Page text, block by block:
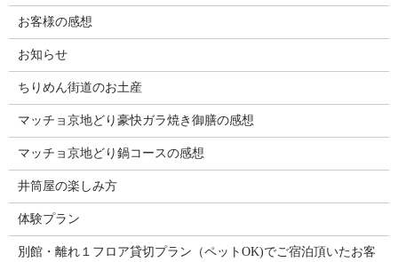
お客様の感想
お知らせ
ちりめん街道のお土産
マッチョ京地どり豪快ガラ焼き御膳の感想
マッチョ京地どり鍋コースの感想
井筒屋の楽しみ方
体験プラン
別館・離れ１フロア貸切プラン（ペットOK)でご宿泊頂いたお客